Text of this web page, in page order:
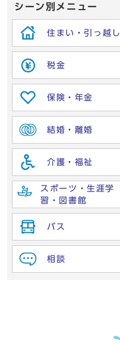
シーン別メニュー
住まい・引っ越し
税金
保険・年金
結婚・離婚
介護・福祉
スポーツ・生涯学
習・図書館
バス
相談